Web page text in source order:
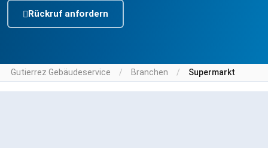
Rückruf anfordern
Gutierrez Gebäudeservice Branchen Supermarkt